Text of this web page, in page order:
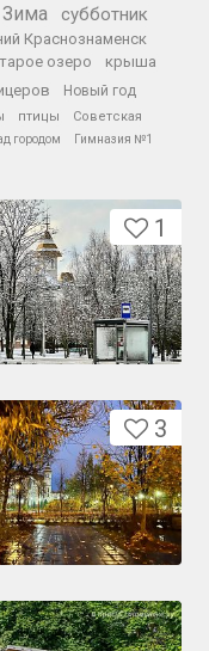
Зима субботник
Краснознаменск
озеро
крыша
Новый год
птицы
Советская
городом
Гимназия №1
1
3